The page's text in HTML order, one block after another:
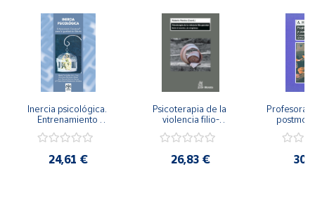
Inercia psicológica.
Entrenamiento
Igualdad de Género.
24,61 €
Psicoterapia de la
violencia filio-
secreto y la
26,83 €